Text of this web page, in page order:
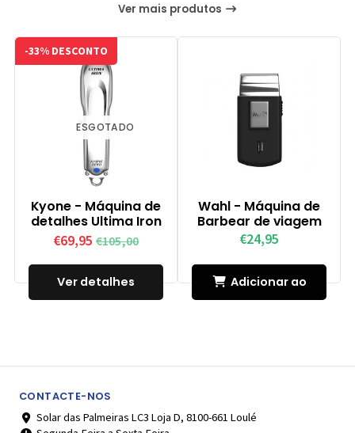
Ver mais produtos
-33% DESCONTO
ESGOTADO
Kyone - Máquina de
detalhes Ultima Iron
€69,95 €105,00
Ver detalhes
Wahl - Máquina de
Barbear de viagem
€24,95
Adicionar ao
CONTACTE-NOS
Solar das Palmeiras LC3 Loja D, 8100-661 Loulé